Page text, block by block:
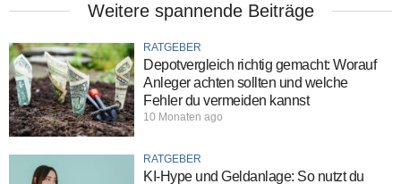
Weitere spannende Beiträge
RATGEBER
Depotvergleich richtig gemacht: Worauf
Anleger achten sollten und welche
Fehler du vermeiden kannst
10 Monaten ago
RATGEBER
KI-Hype und Geldanlage: So nutzt du